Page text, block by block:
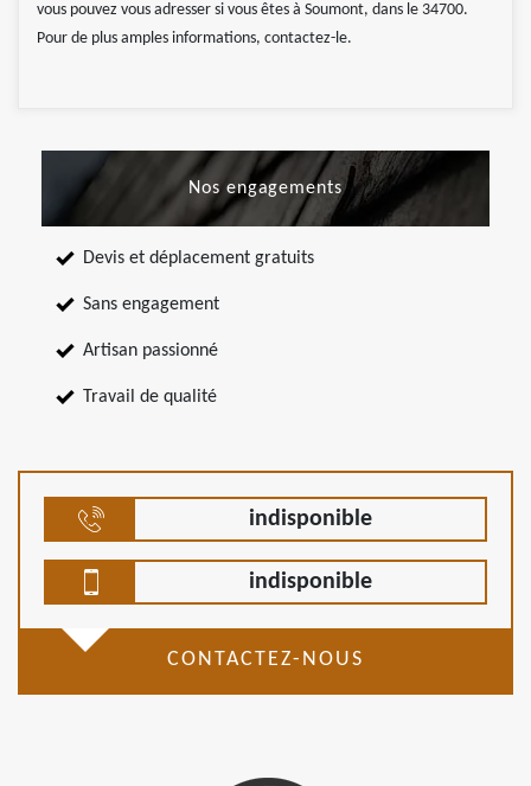
vous pouvez vous adresser si vous êtes à Soumont, dans le 34700.
Pour de plus amples informations, contactez-le.
Nos engagements
Devis et déplacement gratuits
Sans engagement
Artisan passionné
Travail de qualité
indisponible
indisponible
CONTACTEZ-NOUS